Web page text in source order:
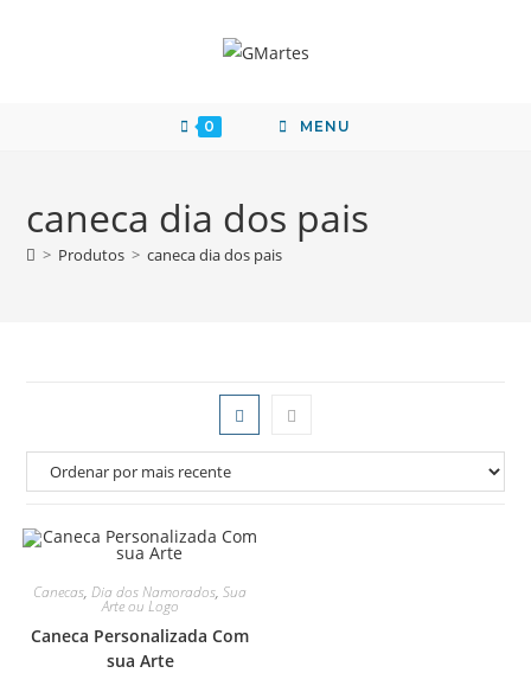
0 MENU
caneca dia dos pais
> Produtos > caneca dia dos pais
Canecas,Dia dos Namorados,Sua
Arte ou Logo
Caneca Personalizada Com
sua Arte